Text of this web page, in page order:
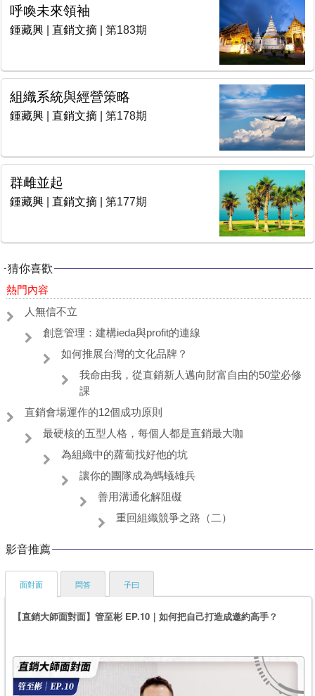
呼喚未來領袖
鍾藏興 直銷文摘 | 第183期
組織系統與經營策略
鍾藏興 直銷文摘 | 第178期
群雌並起
鍾藏興 直銷文摘 | 第177期
猜你喜歡
熱門內容
人無信不立
創意管理：建構ieda與profit的連線
如何推展台灣的文化品牌？
我命由我，從直銷新人邁向財富自由的50堂必修
課
直銷會場運作的12個成功原則
最硬核的五型人格，每個人都是直銷最大咖
為組織中的蘿蔔找好他的坑
讓你的團隊成為螞蟻雄兵
善用溝通化解阻礙
重回組織競爭之路（二）
影音推薦
面對面
【直銷大師面對面】管至彬 EP.10｜如何把自己打造成邀約高手？
問答 子曰